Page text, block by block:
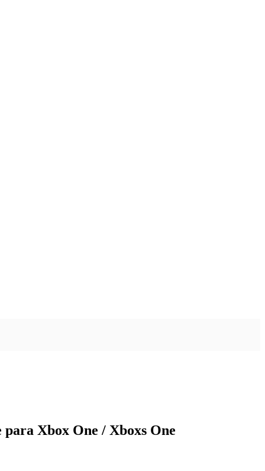
Xbox One / Xboxs One